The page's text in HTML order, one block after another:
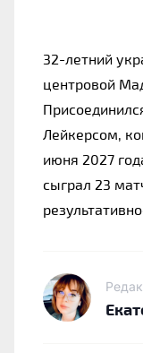
32-летний
Лейкерсом,
июня 2027
сыграл 23